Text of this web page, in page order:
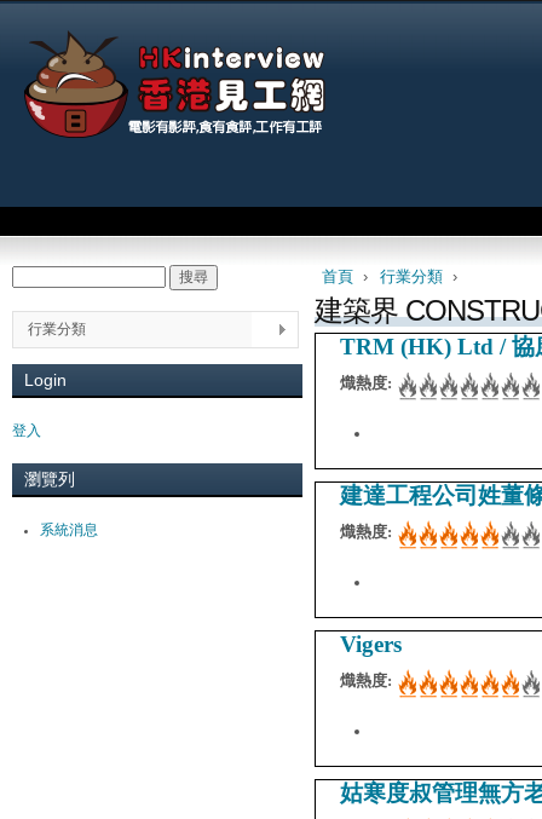
You are here
首頁› 行業分類›
建築界
TRM (HK) Ltd / 協
熾熱度:
建達工程公司姓董
熾熱度:
Vigers
熾熱度:
姑寒度叔管理無方
行業分類
Login
登入
瀏覽列
系統消息